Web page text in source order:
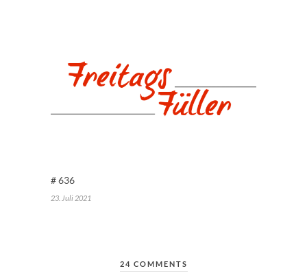
# 636
23. Juli 2021
24 COMMENTS